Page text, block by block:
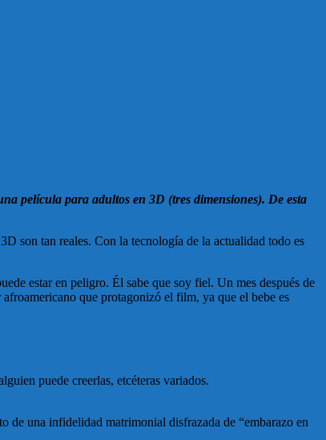
película para adultos en 3D (tres dimensiones). De esta
son tan reales. Con la tecnología de la actualidad todo es
estar en peligro. Él sabe que soy fiel. Un mes después de
que protagonizó el film, ya que el bebe es
puede creerlas, etcéteras variados.
de una infidelidad matrimonial disfrazada de “embarazo en